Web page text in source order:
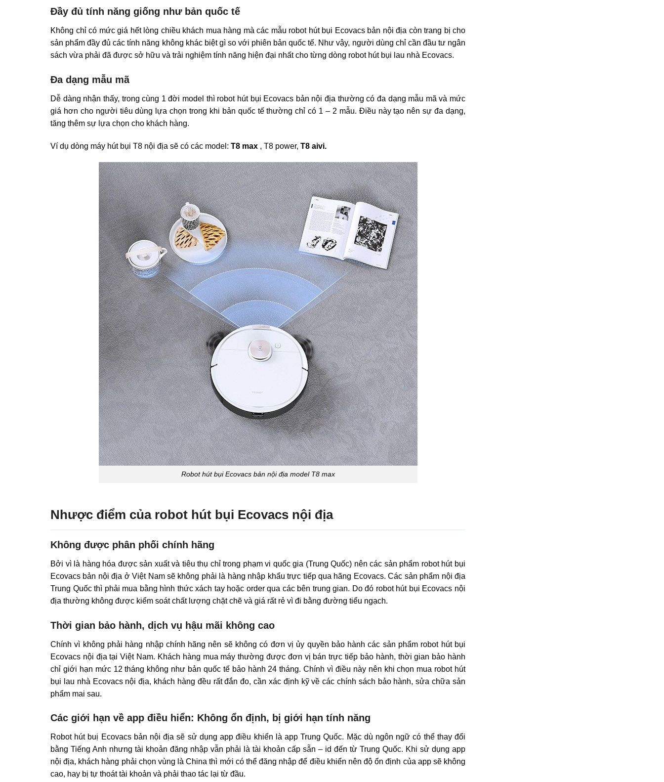
Đầy đủ tính năng giống như bản quốc tế
Không chỉ có mức giá hết lòng chiều khách mua hàng mà các mẫu robot hút bụi Ecovacs bản nội địa còn trang bị cho
sản phẩm đầy đủ các tính năng không khác biệt gì so với phiên bản quốc tế. Như vậy, người dùng chỉ cần đầu tư ngân
sách vừa phải đã được sở hữu và trải nghiệm tính năng hiện đại nhất cho từng dòng robot hút bụi lau nhà Ecovacs.
Đa dạng mẫu mã
Dễ dàng nhận thấy, trong cùng 1 đời model thì robot hút bụi Ecovacs bản nội địa thường có đa dạng mẫu mã và mức
giá hơn cho người tiêu dùng lựa chọn trong khi bản quốc tế thường chỉ có 1 – 2 mẫu. Điều này tạo nên sự đa dạng,
tăng thêm sự lựa chọn cho khách hàng.
Ví dụ dòng máy hút bụi T8 nội địa sẽ có các model: T8 max , T8 power, T8 aivi.
Robot hút bụi Ecovacs bản nội địa model T8 max
Nhược điểm của robot hút bụi Ecovacs nội địa
Không được phân phối chính hãng
Bởi vì là hàng hóa được sản xuất và tiêu thụ chỉ trong phạm vi quốc gia (Trung Quốc) nên các sản phẩm robot hút bụi
Ecovacs bản nội địa ở Việt Nam sẽ không phải là hàng nhập khẩu trực tiếp qua hãng Ecovacs. Các sản phẩm nội địa
Trung Quốc thì phải mua bằng hình thức xách tay hoặc order qua các bên trung gian. Do đó robot hút bụi Ecovacs nội
địa thường không được kiểm soát chất lượng chặt chẽ và giá rất rẻ vì đi bằng đường tiểu ngạch.
Thời gian bảo hành, dịch vụ hậu mãi không cao
Chính vì không phải hàng nhập chính hãng nên sẽ không có đơn vị ủy quyền bảo hành các sản phẩm robot hút bụi
Ecovacs nội địa tại Việt Nam. Khách hàng mua máy thường được đơn vị bán trực tiếp bảo hành, thời gian bảo hành
chỉ giới hạn mức 12 tháng không như bản quốc tế bảo hành 24 tháng. Chính vì điều này nên khi chọn mua robot hút
bụi lau nhà Ecovacs nội địa, khách hàng đều rất đắn đo, cần xác định kỹ về các chính sách bảo hành, sửa chữa sản
phẩm mai sau.
Các giới hạn về app điều hiển: Không ổn định, bị giới hạn tính năng
Robot hút buị Ecovacs bản nội địa sẽ sử dụng app điều khiển là app Trung Quốc. Mặc dù ngôn ngữ có thể thay đổi
bằng Tiếng Anh nhưng tài khoản đăng nhập vẫn phải là tài khoản cấp sẵn – id đến từ Trung Quốc. Khi sử dụng app
nội địa, khách hàng phải chọn vùng là China thì mới có thể đăng nhập để điều khiển nên độ ổn định của app sẽ không
cao, hay bị tự thoát tài khoản và phải thao tác lại từ đầu.